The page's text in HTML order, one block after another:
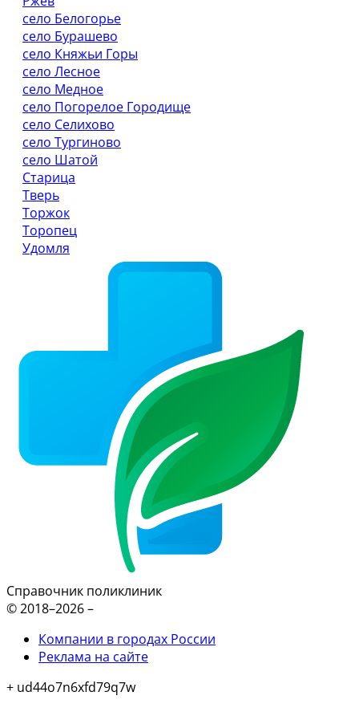
село Белогорье
село Бурашево
село Княжьи Горы
село Лесное
село Медное
село Погорелое Городище
село Селихово
село Тургиново
село Шатой
Старица
Тверь
Торжок
Торопец
Удомля
Справочник поликлиник
© 2018–2026 –
Компании в городах России
Реклама на сайте
+ ud44o7n6xfd79q7w